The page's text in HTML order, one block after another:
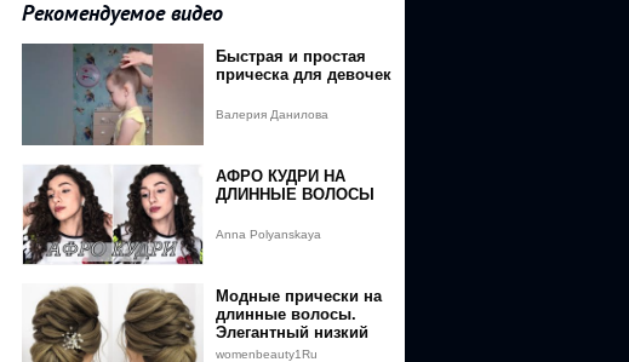
Рекомендуемое видео
Быстрая и простая
прическа для девочек
Валерия Данилова
АФРО КУДРИ НА
ДЛИННЫЕ ВОЛОСЫ
Anna Polyanskaya
Модные прически на
длинные волосы.
Элегантный низкий
пучок.
womenbeauty1Ru